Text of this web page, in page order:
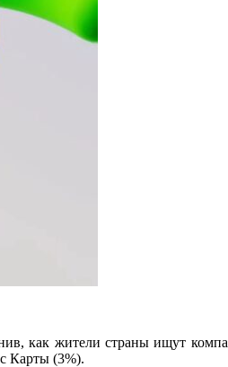
как жители страны ищут
Карты (3%).